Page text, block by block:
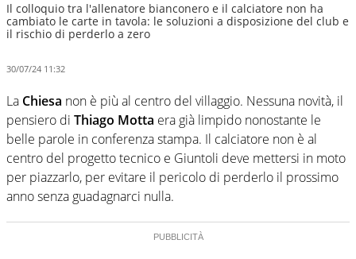
Il colloquio tra l'allenatore bianconero e il calciatore non ha
cambiato le carte in tavola: le soluzioni a disposizione del club e
il rischio di perderlo a zero
30/07/24 11:32
La Chiesa non è più al centro del villaggio. Nessuna novità, il
pensiero di Thiago Motta era già limpido nonostante le
belle parole in conferenza stampa. Il calciatore non è al
centro del progetto tecnico e Giuntoli deve mettersi in moto
per piazzarlo, per evitare il pericolo di perderlo il prossimo
anno senza guadagnarci nulla.